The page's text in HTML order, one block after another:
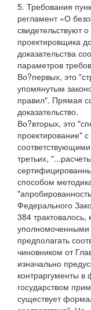
5. Требования
регламент «О
свидетельствуют
проектировщика
доказательства
параметров
Во?первых, это
упомянутым
правил". Прямая
доказательство.
Во?вторых, это
проектирование"
третьих,
способом
Федерального
384
уполномоченными
предполагать
чиновником от
изначально
контраргументы
государством
существует